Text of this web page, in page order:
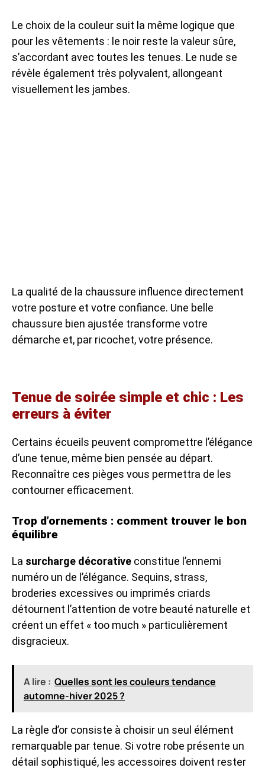
Le choix de la couleur suit la même logique que
pour les vêtements : le noir reste la valeur sûre,
s’accordant avec toutes les tenues. Le nude se
révèle également très polyvalent, allongeant
visuellement les jambes.
La qualité de la chaussure influence directement
votre posture et votre confiance. Une belle
chaussure bien ajustée transforme votre
démarche et, par ricochet, votre présence.
Tenue de soirée simple et chic : Les
erreurs à éviter
Certains écueils peuvent compromettre l’élégance
d’une tenue, même bien pensée au départ.
Reconnaître ces pièges vous permettra de les
contourner efficacement.
Trop d’ornements : comment trouver le bon
équilibre
La surcharge décorative constitue l’ennemi
numéro un de l’élégance. Sequins, strass,
broderies excessives ou imprimés criards
détournent l’attention de votre beauté naturelle et
créent un effet « too much » particulièrement
disgracieux.
A lire : Quelles sont les couleurs tendance
automne-hiver 2025 ?
La règle d’or consiste à choisir un seul élément
remarquable par tenue. Si votre robe présente un
détail sophistiqué, les accessoires doivent rester